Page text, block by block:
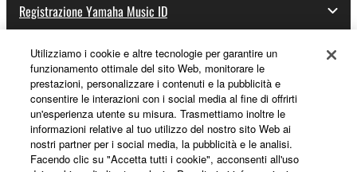
Registrazione Yamaha Music ID
Informazioni su Yamaha
Italia - Italian
Affari
Utilizziamo i cookie e altre tecnologie per garantire un
funzionamento ottimale del sito Web, monitorare le
prestazioni, personalizzare i contenuti e la pubblicità e
consentire le interazioni con i social media al fine di offrirti
un'esperienza utente su misura. Trasmettiamo inoltre le
informazioni relative al tuo utilizzo del nostro sito Web ai
nostri partner per i social media, la pubblicità e le analisi.
Facendo clic su "Accetta tutti i cookie", acconsenti all'uso